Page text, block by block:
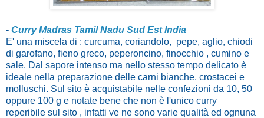
- Curry Madras Tamil Nadu Sud Est India
E' una miscela di : curcuma, coriandolo, pepe, aglio, chiodi
di garofano, fieno greco, peperoncino, finocchio , cumino e
sale. Dal sapore intenso ma nello stesso tempo delicato è
ideale nella preparazione delle carni bianche, crostacei e
molluschi. Sul sito è acquistabile nelle confezioni da 10, 50
oppure 100 g e notate bene che non è l'unico curry
reperibile sul sito , infatti ve ne sono varie qualità ed ognuna